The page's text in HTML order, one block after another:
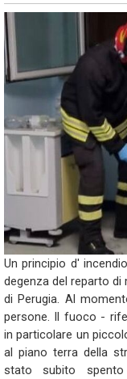
Un principio d' incendio
degenza del reparto di
di Perugia. Al
persone. Il fuoco -
in particolare un
al piano terra della
stato
subito spento